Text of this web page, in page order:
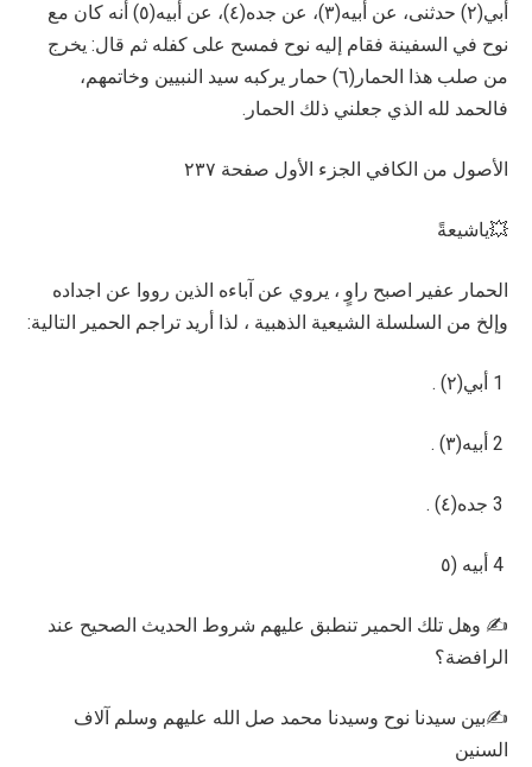
أبي(٢) حدثنى، عن أبيه(٣)، عن جده(٤)، عن أبيه(٥) أنه كان مع
نوح في السفينة فقام إليه نوح فمسح على كفله ثم قال: يخرج
من صلب هذا الحمار(٦) حمار يركبه سيد النبيين وخاتمهم،
فالحمد لله الذي جعلني ذلك الحمار.
الأصول من الكافي الجزء الأول صفحة ٢٣٧
💥ياشيعةً
الحمار عفير اصبح راوٍ ، يروي عن آباءه الذين رووا عن اجداده
وإلخ من السلسلة الشيعية الذهبية ، لذا أريد تراجم الحمير التالية:
✍️ وهل تلك الحمير تنطبق عليهم شروط الحديث الصحيح عند
الرافضة؟
✍️بين سيدنا نوح وسيدنا محمد صل الله عليهم وسلم آلاف
السنين